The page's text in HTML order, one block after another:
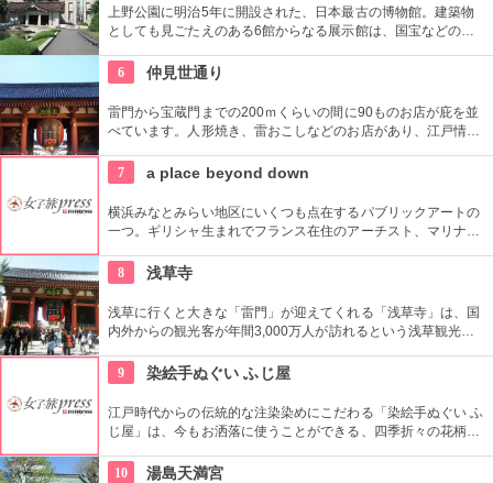
上野公園に明治5年に開設された、日本最古の博物館。建築物
としても見ごたえのある6館からなる展示館は、国宝などの歴
す。オリジナルグッズを販売するミュージアムショップや食事
もできるカフェなども併設されています。
6 仲見世通り
雷門から宝蔵門までの200ｍくらいの間に90ものお店が庇を並
べています。人形焼き、雷おこしなどのお店があり、江戸情緒
7
a place beyond down
横浜みなとみらい地区にいくつも点在するパブリックアートの
一つ。ギリシャ生まれでフランス在住のアーチスト、マリナ・
内にあるクイーンズパークで、その美しいドレープと伸びやか
な羽をテーマにした幻想的な姿を見ることができます。
8 浅草寺
浅草に行くと大きな「雷門」が迎えてくれる「浅草寺」は、国
内外からの観光客が年間3,000万人が訪れるという浅草観光一
都内最古の名刹です。
9 染絵手ぬぐい ふじ屋
江戸時代からの伝統的な注染染めにこだわる「染絵手ぬぐい ふ
じ屋」は、今もお洒落に使うことができる、四季折々の花柄や
地の小物も各種扱っています。
10 湯島天満宮